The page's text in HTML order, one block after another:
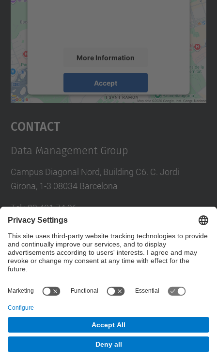
More Information
Accept
Usercentrics Consent
Contact
Data Management Group
Campus Diagonal Nord, Building C6. C. Jordi
Girona, 1-3 08034 Barcelona
Tel.:93 401 74 96
E-mail:larri@(ac.upc.edu)
Contact form
Data Management Group. DAMA-UPC.